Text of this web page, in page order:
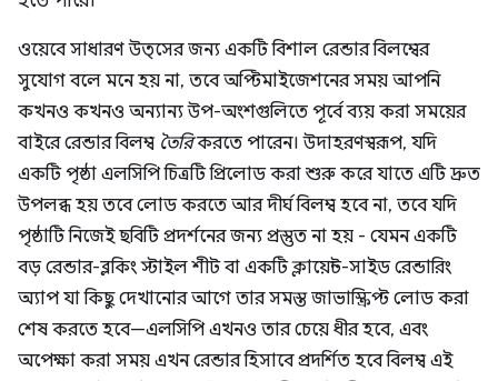
ওয়েবে সাধারণ উত্সের জন্য একটি বিশাল রেন্ডার বিলম্বের
সুযোগ বলে মনে হয় না, তবে অপ্টিমাইজেশনের সময় আপনি
কখনও কখনও অন্যান্য উপ-অংশগুলিতে পূর্বে ব্যয় করা সময়ের
বাইরে রেন্ডার বিলম্ব তৈরিকরতে পারেন। উদাহরণস্বরূপ, যদি
একটি পৃষ্ঠা এলসিপি চিত্রটি প্রিলোড করা শুরু করে যাতে এটি দ্রুত
উপলব্ধ হয় তবে লোড করতে আর দীর্ঘ বিলম্ব হবে না, তবে যদি
পৃষ্ঠাটি নিজেই ছবিটি প্রদর্শনের জন্য প্রস্তুত না হয় - যেমন একটি
বড় রেন্ডার-ব্লকিং স্টাইল শীট বা একটি ক্লায়েন্ট-সাইড রেন্ডারিং
অ্যাপ যা কিছু দেখানোর আগে তার সমস্ত জাভাস্ক্রিপ্ট লোড করা
শেষ করতে হবে—এলসিপি এখনও তার চেয়ে ধীর হবে, এবং
অপেক্ষা করা সময় এখন রেন্ডার হিসাবে প্রদর্শিত হবে বিলম্ব এই